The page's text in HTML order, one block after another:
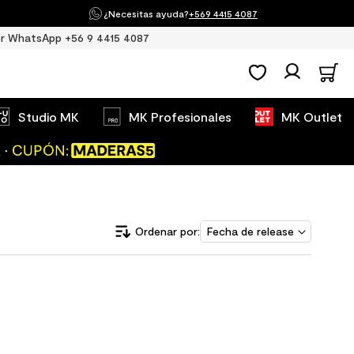
¿Necesitas ayuda?+569 4415 4087
WhatsApp +56 9 4415 4087
Studio MK MK Profesionales MK Outlet
Fecha de release